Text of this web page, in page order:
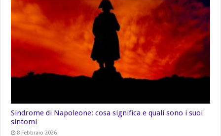
Sindrome di Napoleone: cosa significa e quali sono i suoi
sintomi
8 Febbraio 2026